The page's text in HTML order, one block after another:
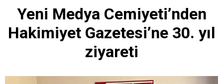
Yeni Medya Cemiyeti’nden
Hakimiyet Gazetesi’ne 30. yıl
ziyareti